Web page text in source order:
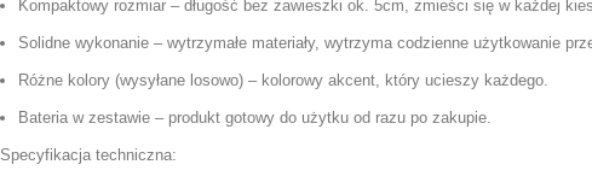
Kompaktowy rozmiar – długość bez zawieszki ok. 5cm, zmieści się w każdej
Solidne wykonanie – wytrzymałe materiały, wytrzyma codzienne użytkowanie
Różne kolory (wysyłane losowo) – kolorowy akcent, który ucieszy każdego.
Bateria w zestawie – produkt gotowy do użytku od razu po zakupie.
Specyfikacja techniczna: